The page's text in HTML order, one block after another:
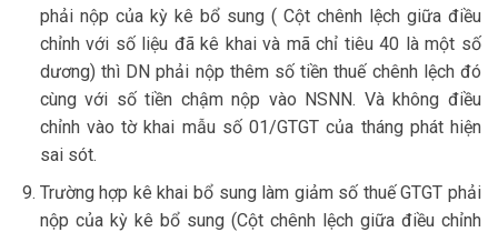
phải nộp của kỳ kê bổ sung ( Cột chênh lệch giữa điều
chỉnh với số liệu đã kê khai và mã chỉ tiêu 40 là một số
dương) thì DN phải nộp thêm số tiền thuế chênh lệch đó
cùng với số tiền chậm nộp vào NSNN. Và không điều
chỉnh vào tờ khai mẫu số 01/GTGT của tháng phát hiện
sai sót.
Trường hợp kê khai bổ sung làm giảm số thuế GTGT phải
nộp của kỳ kê bổ sung (Cột chênh lệch giữa điều chỉnh